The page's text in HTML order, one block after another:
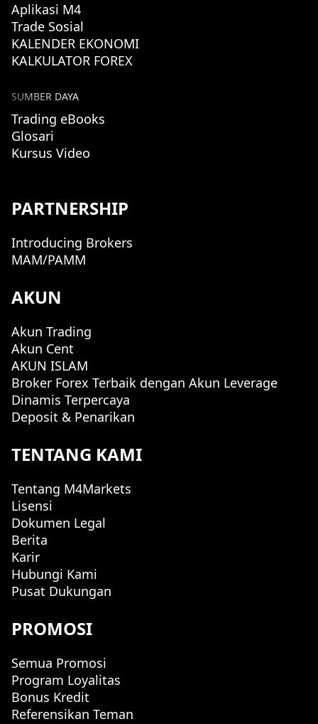
Aplikasi M4
Trade Sosial
KALENDER EKONOMI
KALKULATOR FOREX
SUMBER DAYA
Trading eBooks
Glosari
Kursus Video
PARTNERSHIP
Introducing Brokers
MAM/PAMM
AKUN
Akun Trading
Akun Cent
AKUN ISLAM
Broker Forex Terbaik dengan Akun Leverage
Dinamis Terpercaya
Deposit & Penarikan
TENTANG KAMI
Tentang M4Markets
Lisensi
Dokumen Legal
Berita
Karir
Hubungi Kami
Pusat Dukungan
PROMOSI
Semua Promosi
Program Loyalitas
Bonus Kredit
Referensikan Teman